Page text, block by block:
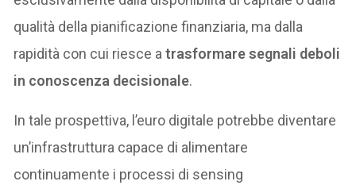
qualità della pianificazione finanziaria, ma dalla
rapidità con cui riesce atrasformare segnali deboli
in conoscenza decisionale.
In tale prospettiva, l’euro digitale potrebbe diventare
un’infrastruttura capace di alimentare
continuamente i processi di sensing